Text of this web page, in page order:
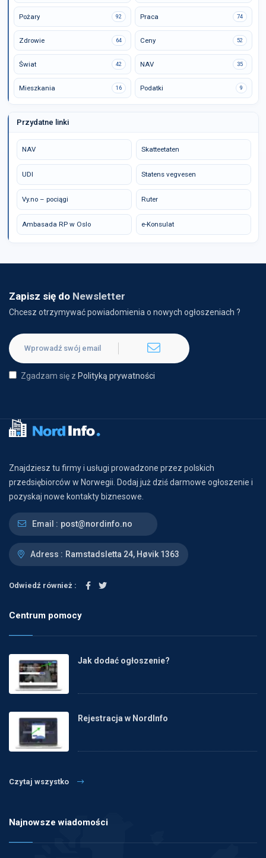
Pożary 92 Praca 74
Zdrowie 64 Ceny 52
Świat 42 NAV 35
Mieszkania 16 Podatki 9
Przydatne linki
NAV Skatteetaten
UDI Statens vegvesen
Vy.no – pociągi Ruter
Ambasada RP w Oslo e-Konsulat
Zapisz się do Newsletter
Chcesz otrzymywać powiadomienia o nowych ogłoszeniach ?
Zgadzam się z Polityką prywatności
Znajdziesz tu firmy i usługi prowadzone przez polskich
przedsiębiorców w Norwegii. Dodaj już dziś darmowe ogłoszenie i
pozyskaj nowe kontakty biznesowe.
Email : post@nordinfo.no
Adress : Ramstadsletta 24, Høvik 1363
Odwiedź również :
Centrum pomocy
Jak dodać ogłoszenie?
Rejestracja w NordInfo
Czytaj wszystko
Najnowsze wiadomości